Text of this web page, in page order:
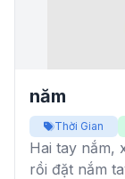
năm
Thời Gian
Hai tay nắm,
rồi đặt nắm